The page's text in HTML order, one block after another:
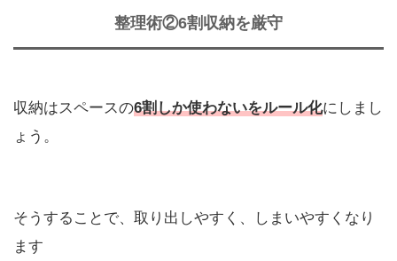
整理術②6割収納を厳守
収納はスペースの6割しか使わないをルール化にしまし
ょう。
そうすることで、取り出しやすく、しまいやすくなり
ます